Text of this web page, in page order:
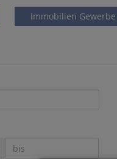
Immobilien Gewerbe